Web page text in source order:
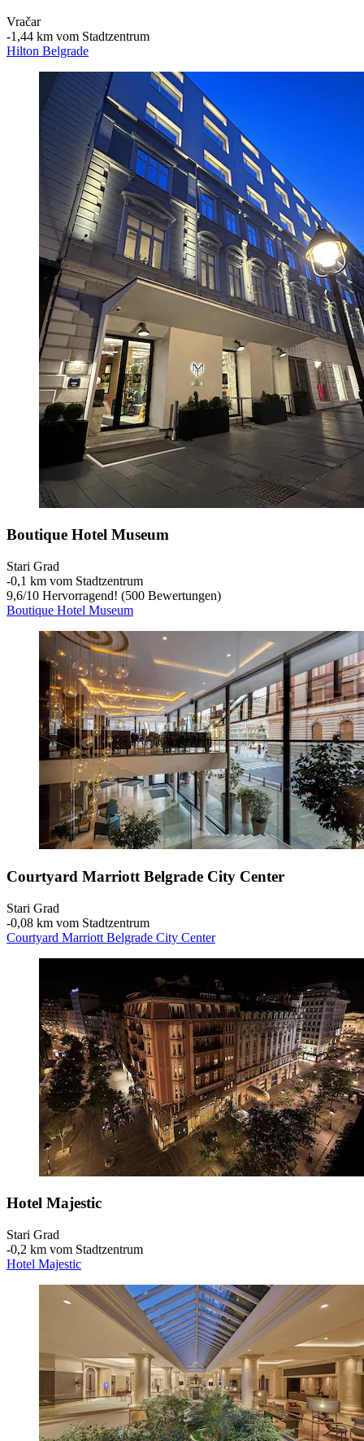
Vračar
‐1,44 km vom Stadtzentrum
Hilton Belgrade
Boutique Hotel Museum
Stari Grad
‐0,1 km vom Stadtzentrum
9,6/10 Hervorragend! (500 Bewertungen)
Boutique Hotel Museum
Courtyard Marriott Belgrade City Center
Stari Grad
‐0,08 km vom Stadtzentrum
Courtyard Marriott Belgrade City Center
Hotel Majestic
Stari Grad
‐0,2 km vom Stadtzentrum
Hotel Majestic